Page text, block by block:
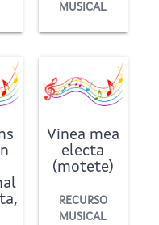
MUSICAL
Vinea mea
electa
(motete)
RECURSO
MUSICAL